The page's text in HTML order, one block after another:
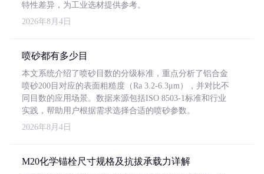
特性差异，为工业选材提供参考。
2026年8月4日
喷砂都有多少目
本文系统介绍了喷砂目数的分级标准，重点分析了铝合金
喷砂200目对应的表面粗糙度（Ra 3.2-6.3μm），并对比不
同目数的应用场景。数据来源包括ISO 8503-1标准和行业
实践，帮助用户根据需求选择合适的喷砂参数。
2026年8月4日
M20化学锚栓尺寸规格及抗拔承载力详解